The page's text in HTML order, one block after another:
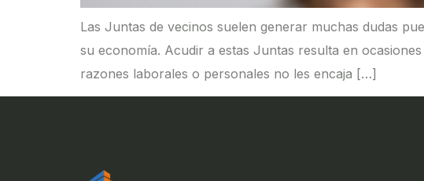
Las Juntas de vecinos suelen generar muchas dudas
su economía. Acudir a estas Juntas resulta en
razones laborales o personales no les encaja […]